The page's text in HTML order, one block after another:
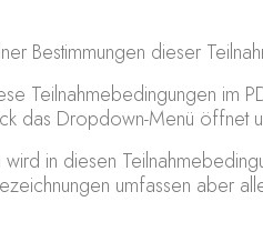
Bestimmungen dieser
Teilnahmebedingungen im
das Dropdown-Menü öffnet
in diesen
umfassen aber